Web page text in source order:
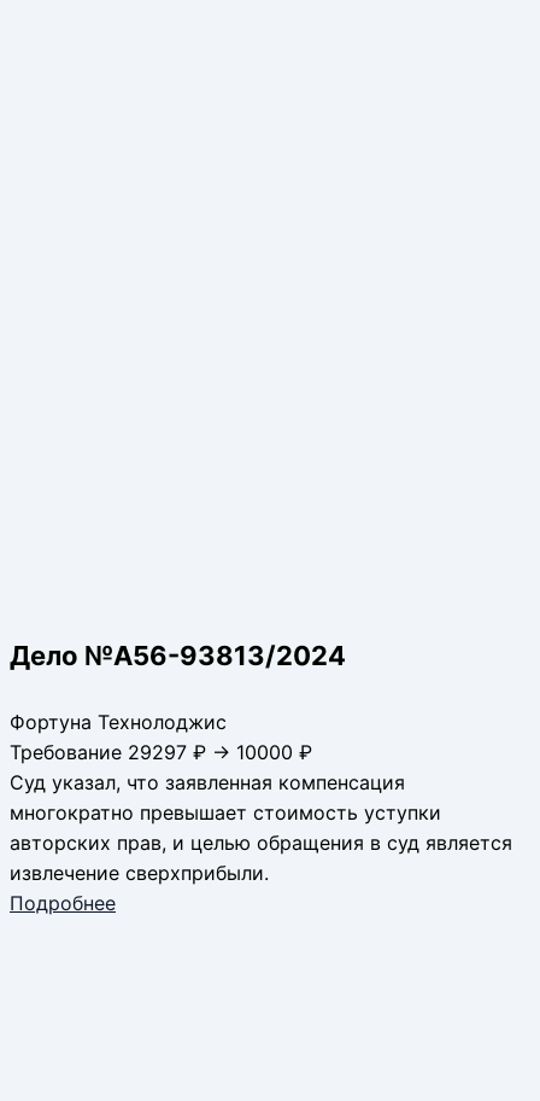
Дело №А56-93813/2024
Фортуна Технолоджис
Требование 29297 ₽ → 10000 ₽
Суд указал, что заявленная компенсация
многократно превышает стоимость уступки
авторских прав, и целью обращения в суд является
извлечение сверхприбыли.
Подробнее